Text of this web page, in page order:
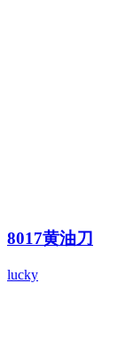
8017黄油刀
lucky